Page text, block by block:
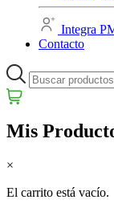
Integra
Contacto
Mis
×
El carrito está vacío.